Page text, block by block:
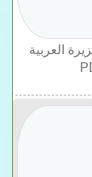
العربية